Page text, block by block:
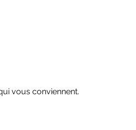
vous conviennent.